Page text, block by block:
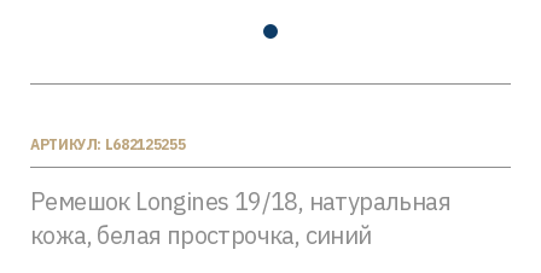
АРТИКУЛ: L682125255
Ремешок Longines 19/18, натуральная
кожа, белая прострочка, синий